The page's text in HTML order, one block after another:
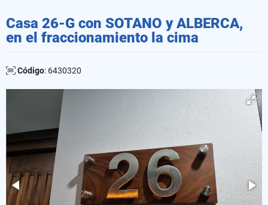
Casa 26-G con SOTANO y ALBERCA,
en el fraccionamiento la cima
Código: 6430320